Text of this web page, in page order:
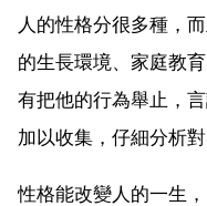
人的性格分很多種，
的生長環境、家庭教
有把他的行為舉止，
加以收集，仔細分析
性格能改變人的一生